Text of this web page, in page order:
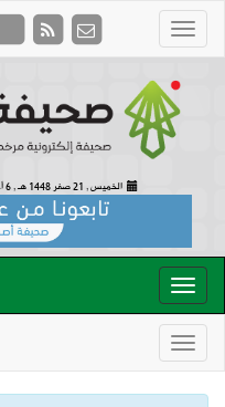
الخميس , 21 صفر 1448 هـ , 6 أغسطس 2026 م |